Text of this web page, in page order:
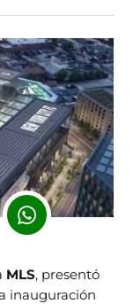
MLS, presentó
inauguración